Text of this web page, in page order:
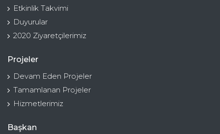
Etkinlik Takvimi
Duyurular
2020 Ziyaretçilerimiz
Projeler
Devam Eden Projeler
Tamamlanan Projeler
Hizmetlerimiz
Başkan